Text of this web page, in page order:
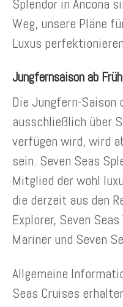
Splendor in Ancona
Weg, unsere Pläne
Luxus
Jungfernsaison ab
Die Jungfern-Saison
ausschließlich über
verfügen wird, wird
sein. Seven Seas
Mitglied der wohl
die derzeit aus den
Explorer, Seven
Mariner und Seven
Allgemeine
Seas Cruises